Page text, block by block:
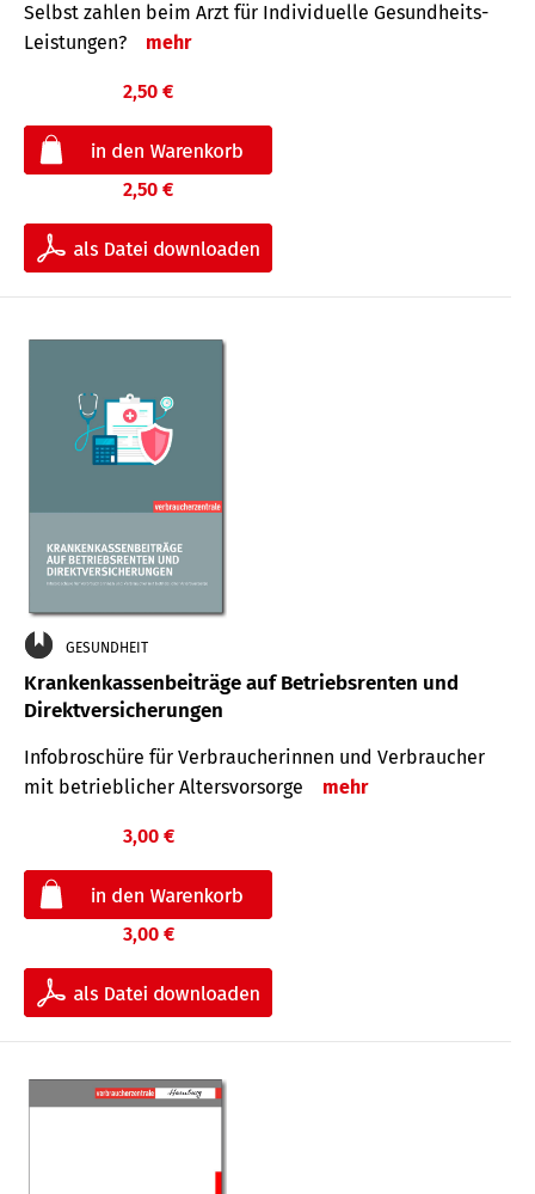
Selbst zahlen beim Arzt für Indi­vidu­elle Gesund­heits-
Leis­tungen?
mehr
2,50 €
2,50 €
GESUNDHEIT
Krankenkassenbeiträge auf Betriebsrenten und
Direktversicherungen
Infobroschüre für Verbraucherinnen und Verbraucher
mit betrieblicher Altersvorsorge
mehr
3,00 €
3,00 €